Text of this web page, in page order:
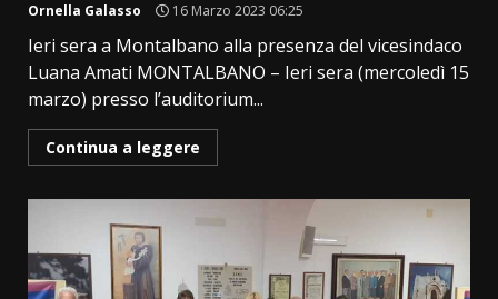
Ornella Galasso 16 Marzo 2023 06:25
Ieri sera a Montalbano alla presenza del vicesindaco
Luana Amati MONTALBANO – Ieri sera (mercoledì 15
marzo) presso l’auditorium...
Continua a leggere